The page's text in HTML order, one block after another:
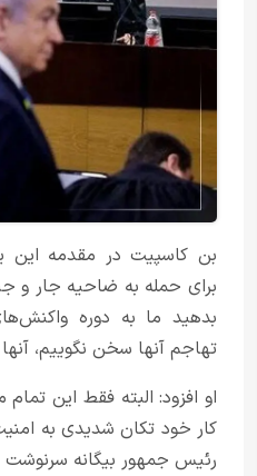
بن کاسپیت در مقدمه این
برای حمله به ضاحیه جار و
بدهید ما به دوره
تهاجم آنها سخن نگوییم،
او افزود: البته فقط این
کار خود تکان شدیدی به
رئیس جمهور بیگانه سرنوشت